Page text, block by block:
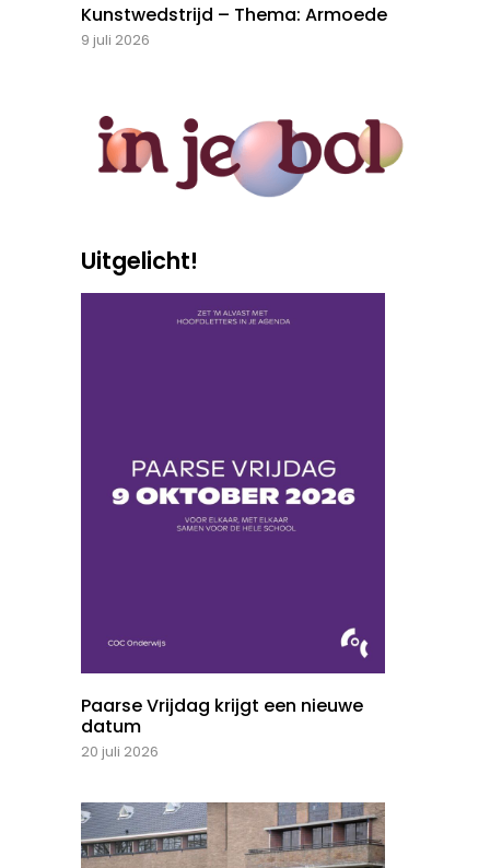
Kunstwedstrijd – Thema: Armoede
9 juli 2026
Uitgelicht!
Paarse Vrijdag krijgt een nieuwe
datum
20 juli 2026